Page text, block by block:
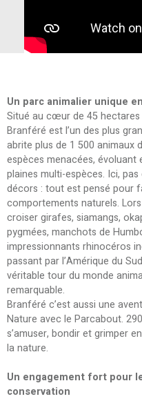
Un parc animalier unique
Situé au cœur de 45 hectares
Branféré est l’un des plus
abrite plus de 1 500 animaux
espèces menacées, évoluant
plaines multi-espèces. Ici,
décors : tout est pensé pour
comportements naturels.
croiser girafes, siamangs,
pygmées, manchots de
impressionnants rhinocéros
passant par l’Amérique du
véritable tour du monde
remarquable.
Branféré c’est aussi une
Nature avec le Parcabout.
s’amuser, bondir et grimper
la nature.
Un engagement fort pour
conservation